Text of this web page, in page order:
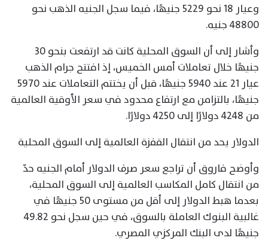
وعيار 18 نحو 5229 جنيهًا، فيما سجل الجنيه الذهب نحو
48800 جنيه.
وأشار إلى أن السوق المحلية كانت قد ارتفعت بنحو 30
جنيهًا خلال تعاملات أمس الخميس، إذ افتتح جرام الذهب
عيار 21 عند 5940 جنيهًا، قبل أن يختتم التعاملات عند 5970
جنيهًا، بالتزامن مع ارتفاع محدود في سعر الأوقية العالمية
من 4248 دولارًا إلى 4250 دولارًا.
الدولار يحد من انتقال القفزة العالمية إلى السوق المحلية
وأوضح فاروق أن تراجع سعر صرف الدولار أمام الجنيه حدّ
من انتقال كامل المكاسب العالمية إلى السوق المحلية،
بعدما هبط الدولار إلى أقل من مستوى 50 جنيهًا في
غالبية البنوك العاملة بالسوق، في حين سجل نحو 49.82
جنيهًا لدى البنك المركزي المصري.